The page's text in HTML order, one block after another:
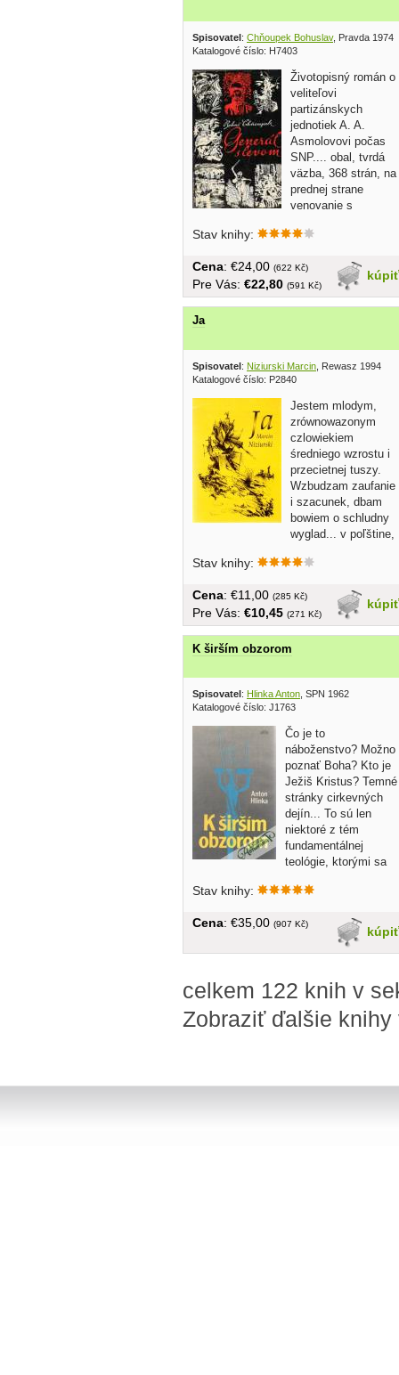
Spisovatel: Chňoupek Bohuslav, Pravda 1974
Katalogové číslo: H7403
Životopisný román o
veliteľovi
partizánskych
jednotiek A. A.
Asmolovovi počas
SNP.... obal, tvrdá
väzba, 368 strán, na
prednej strane
venovanie s
Stav knihy:
kúpiť
Cena: €24,00 (622 Kč)
Pre Vás: €22,80 (591 Kč)
Ja
Spisovatel: Niziurski Marcin , Rewasz 1994
Katalogové číslo: P2840
Jestem mlodym,
zrównowazonym
czlowiekiem
średniego wzrostu i
przecietnej tuszy.
Wzbudzam zaufanie
i szacunek, dbam
bowiem o schludny
wyglad... v poľštine,
Stav knihy:
kúpiť
Cena: €11,00 (285 Kč)
Pre Vás: €10,45 (271 Kč)
K širším obzorom
Spisovatel : Hlinka Anton , SPN 1962
Katalogové číslo: J1763
Čo je to
náboženstvo? Možno
poznať Boha? Kto je
Ježiš Kristus? Temné
stránky cirkevných
dejín... To sú len
niektoré z tém
fundamentálnej
teológie, ktorými sa
Stav knihy:
kúpiť
Cena: €35,00 (907 Kč)
celkem 122 knih v
Zobraziť ďalšie